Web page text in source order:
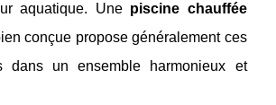
aquatique. Une piscine chauffée
conçue propose généralement ces
dans un ensemble harmonieux et